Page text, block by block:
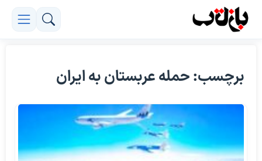
برچسب: حمله عربستان به ایران